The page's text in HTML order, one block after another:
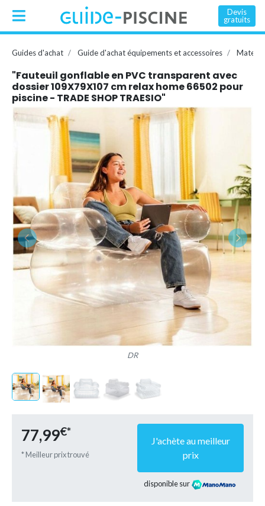
Devis
gratuits
Guides d'achat Guide d'achat équipements et accessoires
"Fauteuil gonflable en PVC transparent avec
dossier 109X79X107 cm relax home 66502 pour
piscine - TRADE SHOP TRAESIO"
DR
77,99€*
* Meilleur prix trouvé
J'achète au meilleur
prix
disponible sur